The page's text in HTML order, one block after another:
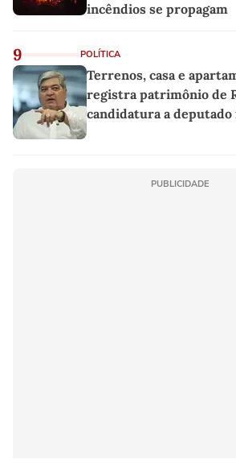
incêndios se propagam
9 POLÍTICA
Terrenos, casa e
registra patrimônio de
candidatura a
PUBLICIDADE